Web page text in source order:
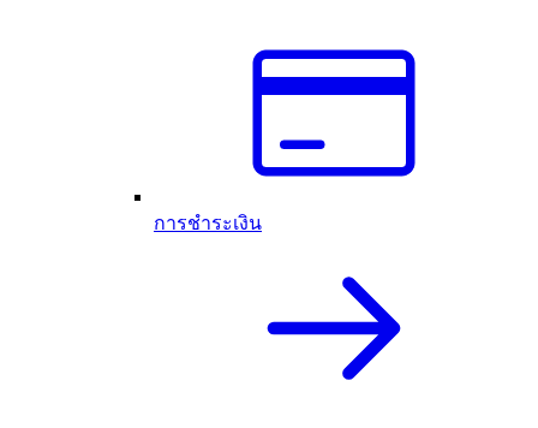
การชำระเงิน